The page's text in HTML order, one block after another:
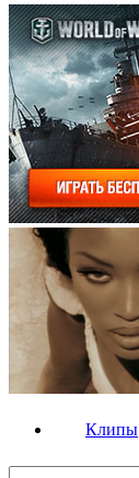
Клипы